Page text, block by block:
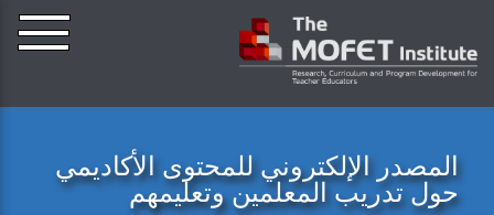
المصدر الإلكتروني للمحتوى الأكاديمي
حول تدريب المعلمين وتعليمهم